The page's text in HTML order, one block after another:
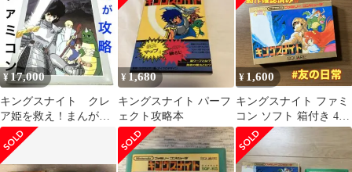
¥17,000
キングスナイト クレ
ア姫を救え！まんが攻
略本 昭和61年 希少
ファミコン
¥ 1,680
キングスナイト パーフ
ェクト攻略本
¥ 1,600
キングスナイト ファミ
コン ソフト 箱付き 4-
29